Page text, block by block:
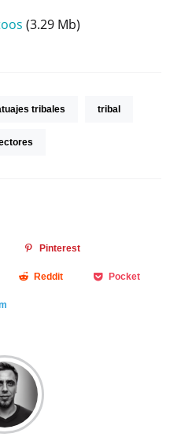
(3.29 Mb)
tribales tribal
Pinterest
Reddit Pocket